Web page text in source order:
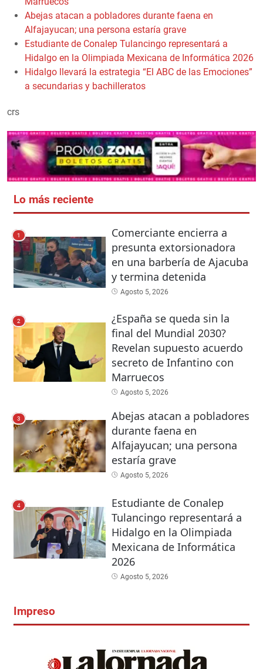
Abejas atacan a pobladores durante faena en
Alfajayucan; una persona estaría grave
Estudiante de Conalep Tulancingo representará a
Hidalgo en la Olimpiada Mexicana de Informática 2026
Hidalgo llevará la estrategia “El ABC de las Emociones”
a secundarias y bachilleratos
crs
Lo más reciente
1
Comerciante encierra a
presunta extorsionadora
en una barbería de Ajacuba
y termina detenida
Agosto 5, 2026
2
¿España se queda sin la
final del Mundial 2030?
Revelan supuesto acuerdo
secreto de Infantino con
Marruecos
Agosto 5, 2026
3
Abejas atacan a pobladores
durante faena en
Alfajayucan; una persona
estaría grave
Agosto 5, 2026
4
Estudiante de Conalep
Tulancingo representará a
Hidalgo en la Olimpiada
Mexicana de Informática
2026
Agosto 5, 2026
Impreso